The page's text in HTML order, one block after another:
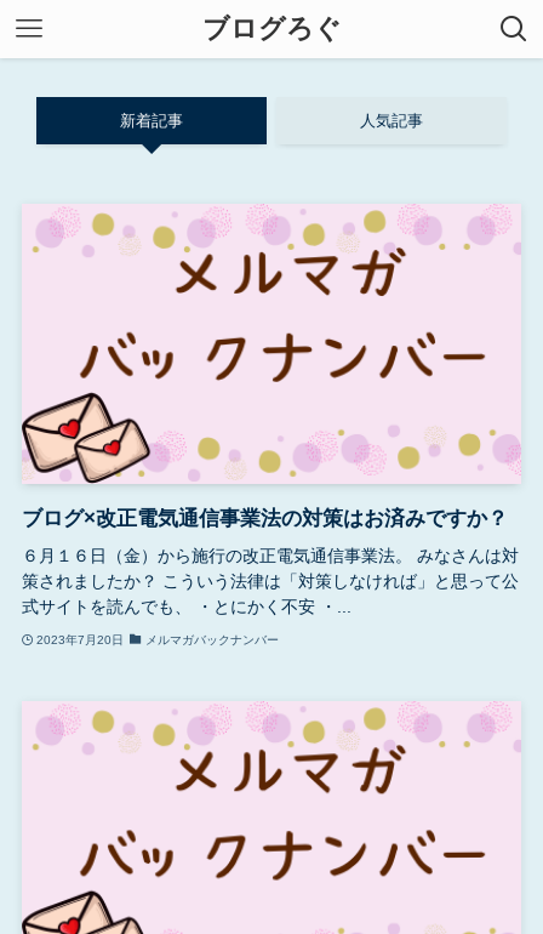
ブログろぐ
新着記事 人気記事
ブログ×改正電気通信事業法の対策はお済みですか？
６月１６日（金）から施行の改正電気通信事業法。 みなさんは対
策されましたか？ こういう法律は「対策しなければ」と思って公
式サイトを読んでも、 ・とにかく不安 ・...
2023年7月20日 メルマガバックナンバー